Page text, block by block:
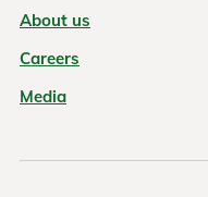
About us
Careers
Media